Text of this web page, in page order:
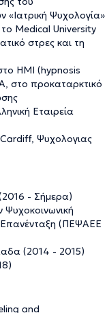
«Ιατρική Ψυχολογία»
Medical University
στρες και τη
ΗΜΙ (hypnosis
στο προκαταρκτικό
Εταιρεία
Ψυχολογιας
- Σήμερα)
Επανένταξη (ΠΕΨΑΕΕ
(2014 - 2015)
and